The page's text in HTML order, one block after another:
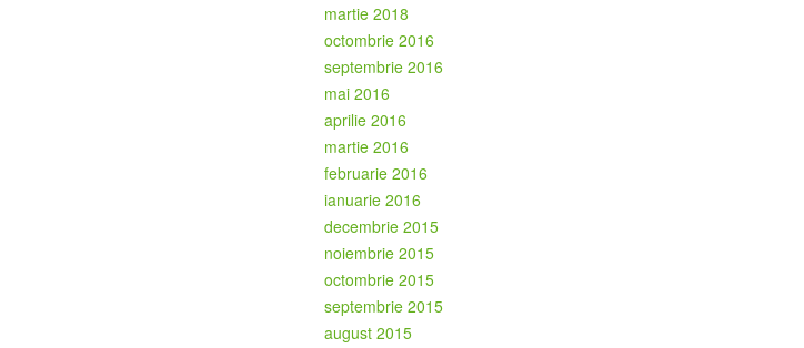
martie 2018
octombrie 2016
septembrie 2016
mai 2016
aprilie 2016
martie 2016
februarie 2016
ianuarie 2016
decembrie 2015
noiembrie 2015
octombrie 2015
septembrie 2015
august 2015